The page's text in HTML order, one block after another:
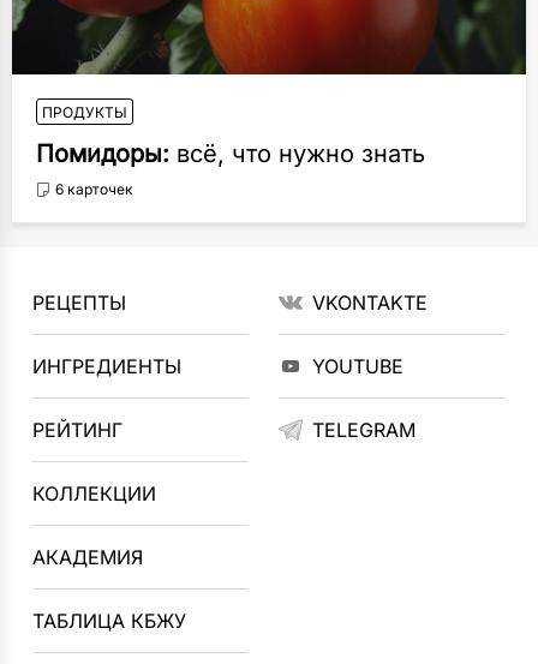
ПРОДУКТЫ
Помидоры: всё, что нужно знать
6 карточек
РЕЦЕПТЫ
ИНГРЕДИЕНТЫ
РЕЙТИНГ
КОЛЛЕКЦИИ
АКАДЕМИЯ
ТАБЛИЦА КБЖУ
VKONTAKTE
YOUTUBE
TELEGRAM